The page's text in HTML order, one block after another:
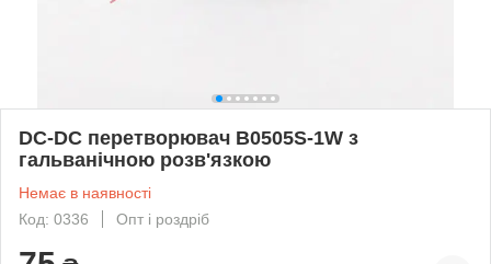
DC-DC перетворювач B0505S-1W з
гальванічною розв'язкою
Немає в наявності
Код: 0336
Опт і роздріб